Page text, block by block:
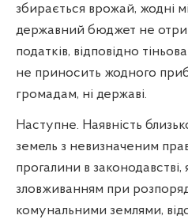
збирається врожай, жодні
державний бюджет не
податків, відповідно
не приносить жодного
громадам, ні державі.
Наступне. Наявність
земель з невизначеним
прогалини в законодавстві,
зловживанням при
комунальними землями,